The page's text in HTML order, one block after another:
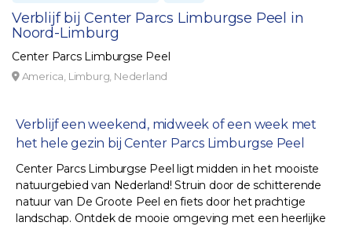
Verblijf bij Center Parcs Limburgse Peel in
Noord-Limburg
Center Parcs Limburgse Peel
America, Limburg, Nederland
Verblijf een weekend, midweek of een week met
het hele gezin bij Center Parcs Limburgse Peel
Center Parcs Limburgse Peel ligt midden in het mooiste
natuurgebied van Nederland! Struin door de schitterende
natuur van De Groote Peel en fiets door het prachtige
landschap. Ontdek de mooie omgeving met een heerlijke